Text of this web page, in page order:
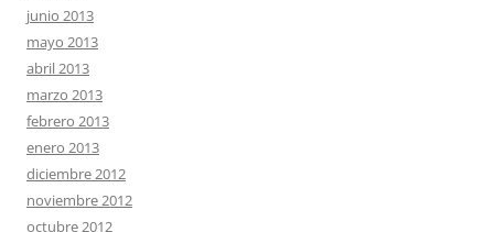
junio 2013
mayo 2013
abril 2013
marzo 2013
febrero 2013
enero 2013
diciembre 2012
noviembre 2012
octubre 2012